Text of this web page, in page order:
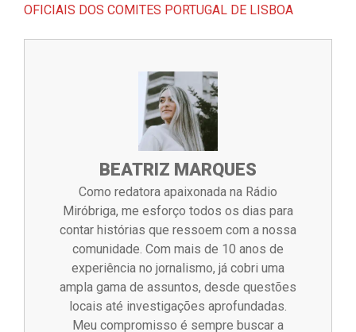
OFICIAIS DOS COMITES PORTUGAL DE LISBOA
BEATRIZ MARQUES
Como redatora apaixonada na Rádio
Miróbriga, me esforço todos os dias para
contar histórias que ressoem com a nossa
comunidade. Com mais de 10 anos de
experiência no jornalismo, já cobri uma
ampla gama de assuntos, desde questões
locais até investigações aprofundadas.
Meu compromisso é sempre buscar a